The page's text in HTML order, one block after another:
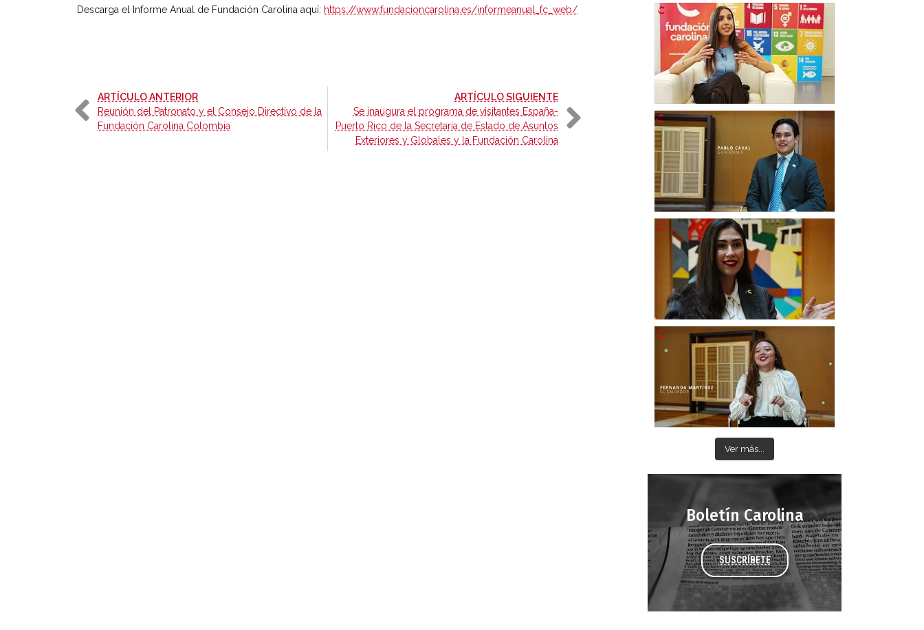
Descarga el Informe Anual de Fundación Carolina aquí: https://www.fundacioncarolina.es/informeanual_fc_web/
ARTÍCULO ANTERIOR-
Reunión del Patronato y el Consejo Directivo de la
Fundación Carolina Colombia
ARTÍCULO SIGUIENTE-
Se inaugura el programa de visitantes España-
Puerto Rico de la Secretaría de Estado de Asuntos
Exteriores y Globales y la Fundación Carolina
Ver más...
Boletín Carolina
SUSCRÍBETE